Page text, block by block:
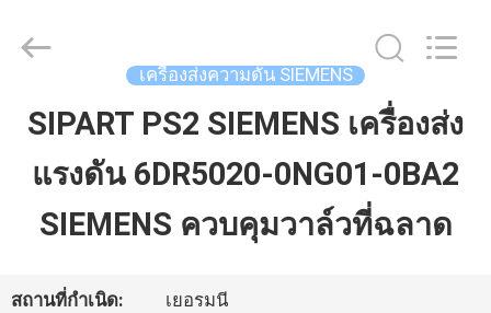
บ้าน
ผลิตภัณฑ์
เกี่ยว
SYSTEM
INDUSTRY
Rights
Reserved.
เครื่องส่งความดัน SIEMENS
SIPART PS2 SIEMENS เครื่องส่ง
แรงดัน 6DR5020-0NG01-0BA2
SIEMENS ควบคุมวาล์วที่ฉลาด
สถานที่กำเนิด: เยอรมนี